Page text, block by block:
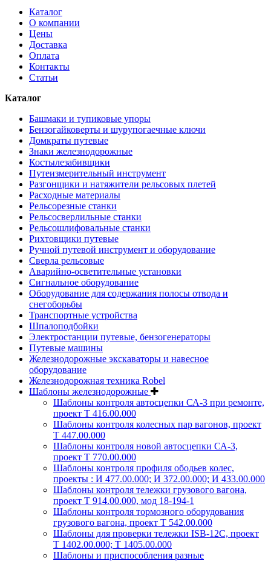
Каталог
О компании
Цены
Доставка
Оплата
Контакты
Статьи
Каталог
Башмаки и тупиковые упоры
Бензогайковерты и шурупогаечные ключи
Домкраты путевые
Знаки железнодорожные
Костылезабивщики
Путеизмерительный инструмент
Разгонщики и натяжители рельсовых плетей
Расходные материалы
Рельсорезные станки
Рельсосверлильные станки
Рельсошлифовальные станки
Рихтовщики путевые
Ручной путевой инструмент и оборудование
Сверла рельсовые
Аварийно-осветительные установки
Сигнальное оборудование
Оборудование для содержания полосы отвода и
снегоборьбы
Транспортные устройства
Шпалоподбойки
Электростанции путевые, бензогенераторы
Путевые машины
Железнодорожные экскаваторы и навесное
оборудование
Железнодорожная техника Robel
Шаблоны железнодорожные
Шаблоны контроля автосцепки СА-3 при ремонте,
проект Т 416.00.000
Шаблоны контроля колесных пар вагонов, проект
Т 447.00.000
Шаблоны контроля новой автосцепки СА-3,
проект Т 770.00.000
Шаблоны контроля профиля ободьев колес,
проекты : И 477.00.000; И 372.00.000; И 433.00.000
Шаблоны контроля тележки грузового вагона,
проект Т 914.00.000, мод 18-194-1
Шаблоны контроля тормозного оборудования
грузового вагона, проект Т 542.00.000
Шаблоны для проверки тележки ISB-12C, проект
Т 1402.00.000; Т 1405.00.000
Шаблоны и приспособления разные